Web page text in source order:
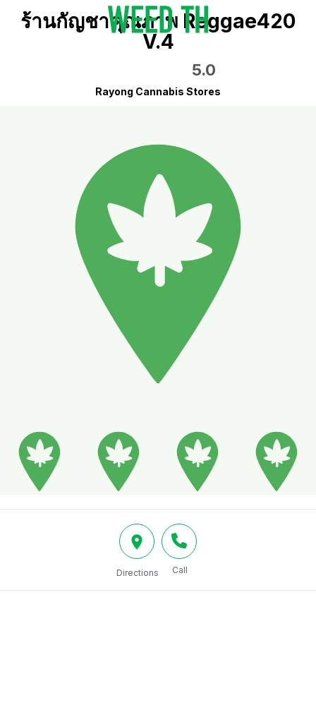
ร้านกัญชาคุณภาพ Reggae420
V.4
5.0
Rayong Cannabis Stores
Directions Call